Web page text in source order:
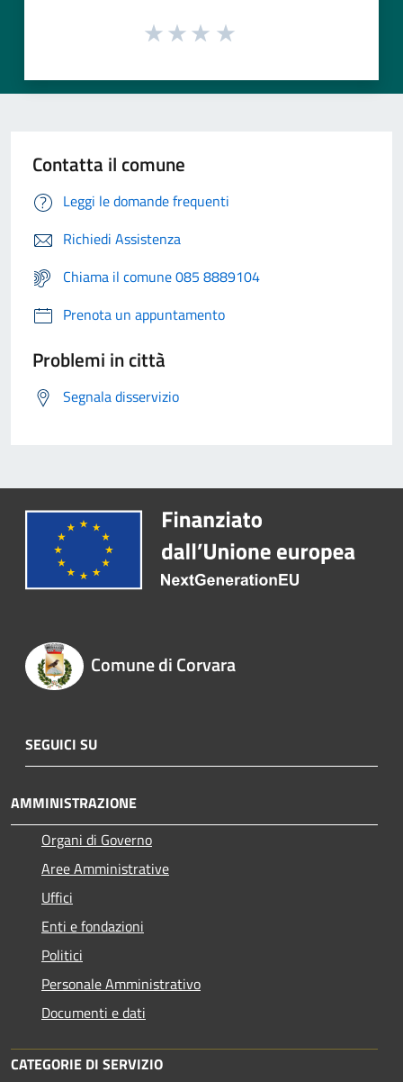
Contatta il comune
Leggi le domande frequenti
Richiedi Assistenza
Chiama il comune 085 8889104
Prenota un appuntamento
Problemi in città
Segnala disservizio
Comune di Corvara
SEGUICI SU
AMMINISTRAZIONE
Organi di Governo
Aree Amministrative
Uffici
Enti e fondazioni
Politici
Personale Amministrativo
Documenti e dati
CATEGORIE DI SERVIZIO